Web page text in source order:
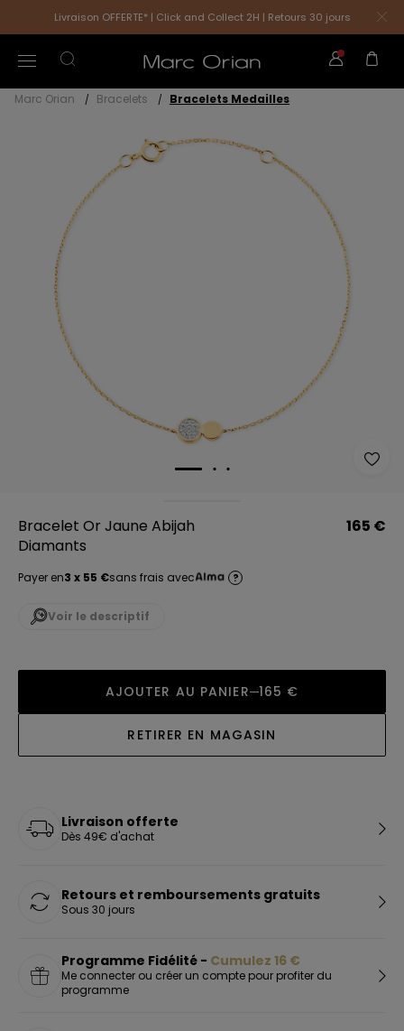
Livraison OFFERTE* | Click and Collect 2H | Retours 30 jours
Marc Orian Bracelets Bracelets Medailles
Bracelet Or Jaune Abijah
Diamants
165 €
Payer en3 x 55 €sans frais avec ?
Voir le descriptif
AJOUTER AU PANIER 165 €
RETIRER EN MAGASIN
Livraison offerte
Dès 49€ d'achat
Retours et remboursements gratuits
Sous 30 jours
Programme Fidélité - Cumulez 16 €
Me connecter ou créer un compte pour profiter du
programme